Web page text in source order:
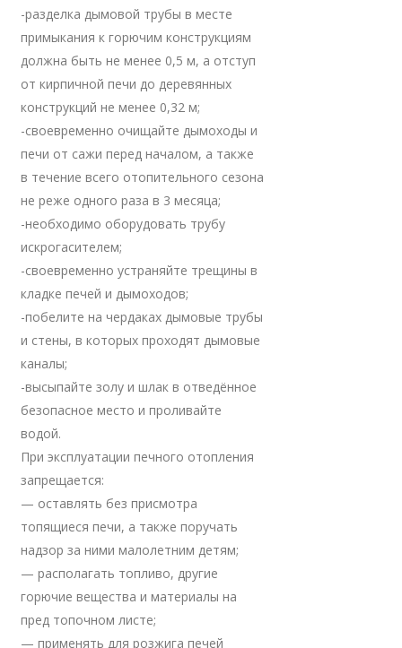
-разделка дымовой трубы в месте
примыкания к горючим конструкциям
должна быть не менее 0,5 м, а отступ
от кирпичной печи до деревянных
конструкций не менее 0,32 м;
-своевременно очищайте дымоходы и
печи от сажи перед началом, а также
в течение всего отопительного сезона
не реже одного раза в 3 месяца;
-необходимо оборудовать трубу
искрогасителем;
-своевременно устраняйте трещины в
кладке печей и дымоходов;
-побелите на чердаках дымовые трубы
и стены, в которых проходят дымовые
каналы;
-высыпайте золу и шлак в отведённое
безопасное место и проливайте
водой.
При эксплуатации печного отопления
запрещается:
— оставлять без присмотра
топящиеся печи, а также поручать
надзор за ними малолетним детям;
— располагать топливо, другие
горючие вещества и материалы на
пред топочном листе;
— применять для розжига печей